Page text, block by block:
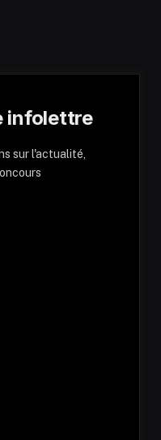
infolettre
sur l'actualité,